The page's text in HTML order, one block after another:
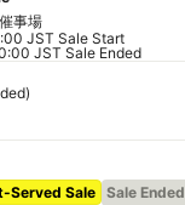
事場
JST Sale Start
JST Sale Ended
Served Sale
Sale Ended